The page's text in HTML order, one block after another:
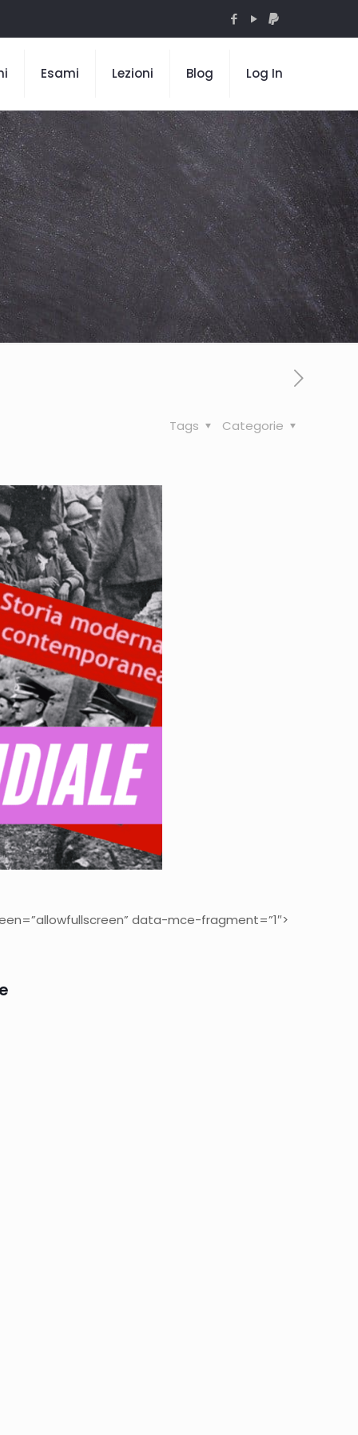
Esami Lezioni Blog Log In
Categorie
Tags
data-mce-fragment=”1″>